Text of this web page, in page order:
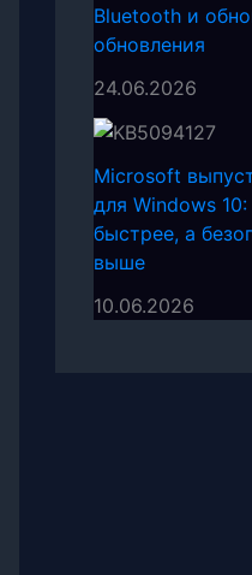
Bluetooth и
обновления
24.06.2026
Microsoft
для Windows
быстрее, а
выше
10.06.2026